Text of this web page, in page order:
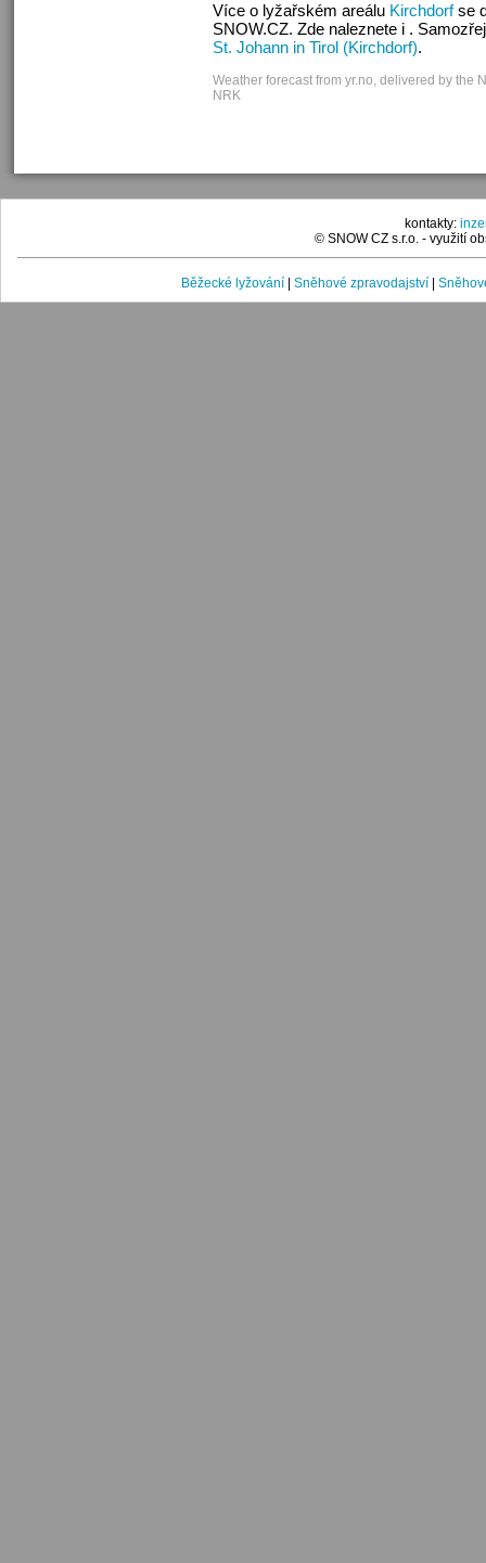
Více o lyžařském areálu Kirchdorfse
SNOW.CZ. Zde naleznete i .
St. Johann in Tirol (Kirchdorf).
Weather forecast from yr.no, delivered by the
NRK
kontakty:
© SNOW CZ s.r.o. - využití
Běžecké lyžování Sněhové zpravodajství